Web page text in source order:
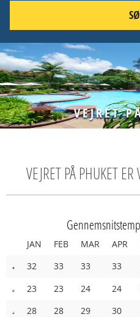
VEJRET
VEJRET PÅ PHUKET
JAN FEB MAR APR
32
33 33 33
23
23 24 24
28
28 29 30